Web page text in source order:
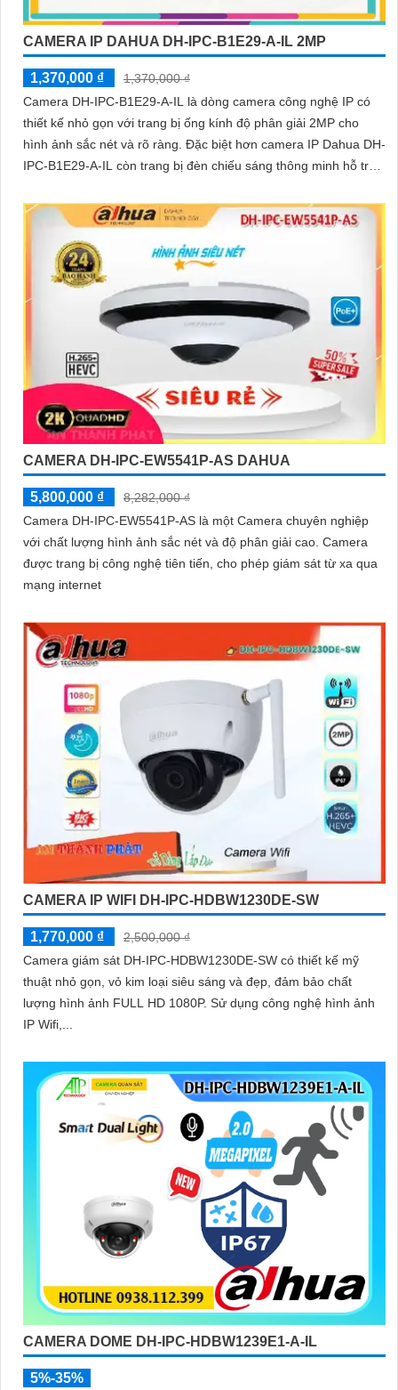
CAMERA IP DAHUA DH-IPC-B1E29-A-IL 2MP
1,370,000 ₫
1,370,000 ₫
Camera DH-IPC-B1E29-A-IL là dòng camera công nghệ IP có
thiết kế nhỏ gọn với trang bị ống kính độ phân giải 2MP cho
hình ảnh sắc nét và rõ ràng. Đặc biệt hơn camera IP Dahua DH-
IPC-B1E29-A-IL còn trang bị đèn chiếu sáng thông minh hỗ trợ
CAMERA DH-IPC-EW5541P-AS DAHUA
5,800,000 ₫
8,282,000 ₫
Camera DH-IPC-EW5541P-AS là một Camera chuyên nghiệp
với chất lượng hình ảnh sắc nét và độ phân giải cao. Camera
được trang bị công nghệ tiên tiến, cho phép giám sát từ xa qua
mạng internet
CAMERA IP WIFI DH-IPC-HDBW1230DE-SW
1,770,000 ₫
2,500,000 ₫
Camera giám sát DH-IPC-HDBW1230DE-SW có thiết kế mỹ
thuật nhỏ gọn, vỏ kim loại siêu sáng và đẹp, đảm bảo chất
lượng hình ảnh FULL HD 1080P. Sử dụng công nghệ hình ảnh
IP Wifi,...
CAMERA DOME DH-IPC-HDBW1239E1-A-IL
5%-35%